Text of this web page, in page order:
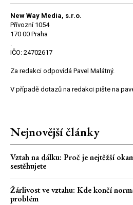
New Way Media, s.r.o.
Přívozní 1054
170 00 Praha
.
IČO: 24702617
Za redakci odpovídá Pavel Malátný.
V případě dotazů na redakci pište na
Nejnovější články
Vztah na dálku: Proč je nejtěžší
sestěhujete
Žárlivost ve vztahu: Kde končí
problém